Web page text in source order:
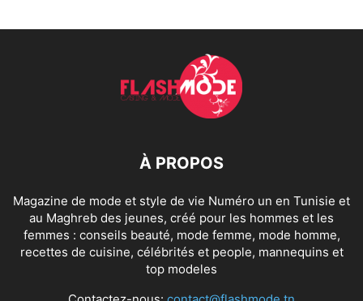
À PROPOS
Magazine de mode et style de vie Numéro un en Tunisie et
au Maghreb des jeunes, créé pour les hommes et les
femmes : conseils beauté, mode femme, mode homme,
recettes de cuisine, célébrités et people, mannequins et
top modeles